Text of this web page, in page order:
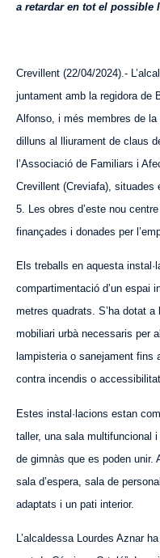
a retardar en tot el possible
Crevillent (22/04/2024).-
juntament amb la regidora de
Alfonso, i més membres de
dilluns al lliurament de claus
l’Associació de Familiars i
Crevillent (Creviafa), situades
5. Les obres d’este nou
finançades i donades per
Els treballs en aquesta
compartimentació d’un espai
metres quadrats. S’ha dotat
mobiliari urbà necessaris per
lampisteria o sanejament
contra incendis o
Estes instal·lacions estan
taller, una sala multifuncional
de gimnàs que es poden unir.
sala d’espera, sala de
adaptats i un pati interior.
L’alcaldessa Lourdes Aznar